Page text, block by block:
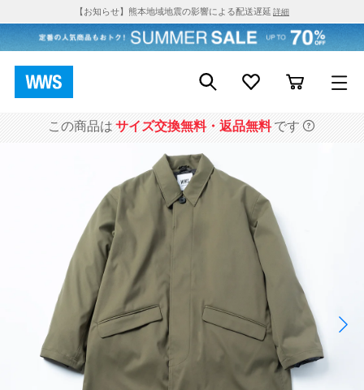
【お知らせ】熊本地域地震の影響による配送遅延 詳細
この商品は サイズ交換無料・返品無料です